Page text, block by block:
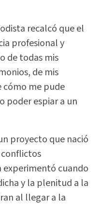
recalcó que el
profesional y
de todas mis
de mis
cómo me pude
poder espiar a un
proyecto que nació
conflictos
experimentó cuando
y la plenitud a la
al llegar a la